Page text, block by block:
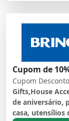
Cupom de
Cupom
Gifts,House
de aniversário,
casa, utensílios